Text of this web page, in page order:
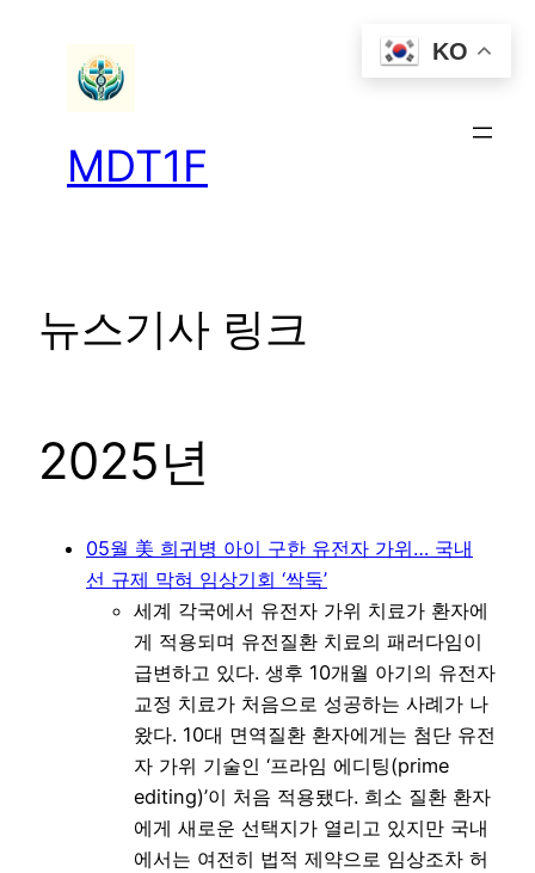
MDT1F
뉴스기사 링크
2025년
05월 美 희귀병 아이 구한 유전자 가위… 국내
선 규제 막혀 임상기회 ‘싹둑’
세계 각국에서 유전자 가위 치료가 환자에
게 적용되며 유전질환 치료의 패러다임이
급변하고 있다. 생후 10개월 아기의 유전자
교정 치료가 처음으로 성공하는 사례가 나
왔다. 10대 면역질환 환자에게는 첨단 유전
자 가위 기술인 ‘프라임 에디팅(prime
editing)’이 처음 적용됐다. 희소 질환 환자
에게 새로운 선택지가 열리고 있지만 국내
에서는 여전히 법적 제약으로 임상조차 허
KO